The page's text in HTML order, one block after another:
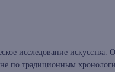
исследование искусства.
по традиционным